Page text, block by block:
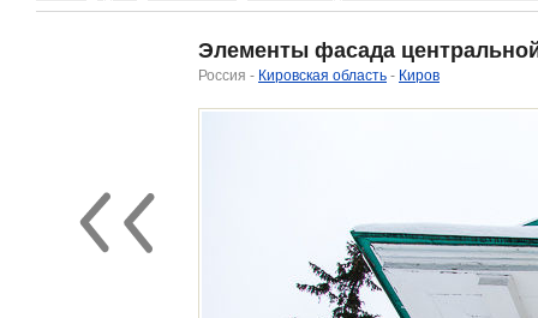
Элементы фасада
Россия - Кировская область - Киров